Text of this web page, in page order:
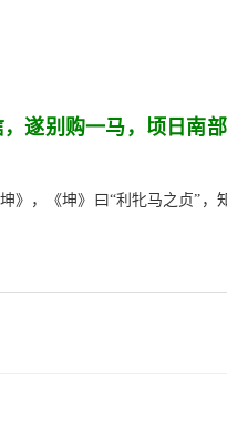
遂别购一马，顷日南
，《坤》曰“利牝马之贞”，